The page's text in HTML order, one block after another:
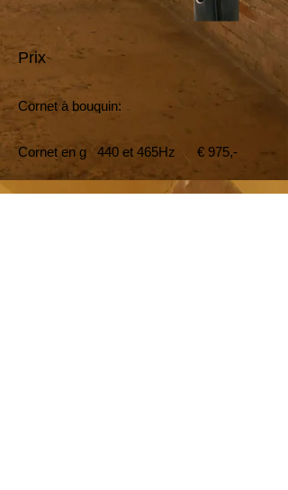
Prix
Cornet à bouquin:
Cornet en g 440 et 465Hz € 975,-